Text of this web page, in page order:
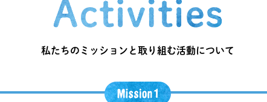
私たちのミッションと取り組む活動について